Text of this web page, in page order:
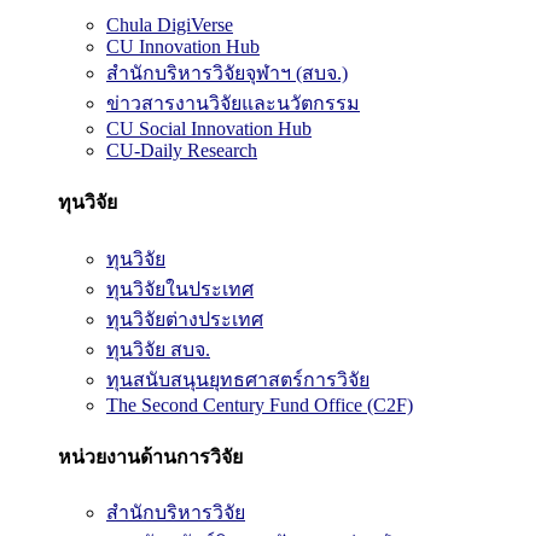
Chula DigiVerse
CU Innovation Hub
สำนักบริหารวิจัยจุฬาฯ (สบจ.)
ข่าวสารงานวิจัยและนวัตกรรม
CU Social Innovation Hub
CU-Daily Research
ทุนวิจัย
ทุนวิจัย
ทุนวิจัยในประเทศ
ทุนวิจัยต่างประเทศ
ทุนวิจัย สบจ.
ทุนสนับสนุนยุทธศาสตร์การวิจัย
The Second Century Fund Office (C2F)
หน่วยงานด้านการวิจัย
สำนักบริหารวิจัย